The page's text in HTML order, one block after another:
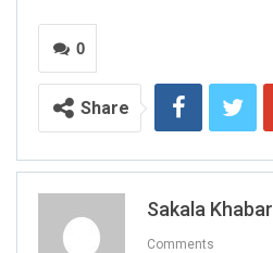
0
Share
Sakala Khabar
Comments